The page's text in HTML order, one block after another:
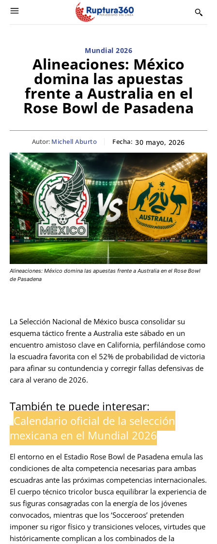
Mundial 2026
Alineaciones: México
domina las apuestas
frente a Australia en el
Rose Bowl de Pasadena
Autor: Michell Aburto Fecha: 30 mayo, 2026
Alineaciones: México domina las apuestas frente a Australia en el Rose Bowl
de Pasadena
La Selección Nacional de México busca consolidar su
esquema táctico frente a Australia este sábado en un
encuentro amistoso clave en California, perfilándose como
la escuadra favorita con el 52% de probabilidad de victoria
para afinar su contundencia y corregir fallas defensivas de
cara al verano de 2026.
También te puede interesar:
Calendario oficial de la selección
mexicana en el Mundial 2026
El entorno en el Estadio Rose Bowl de Pasadena emula las
condiciones de alta competencia necesarias para ambas
escuadras ante las próximas competencias internacionales.
El cuerpo técnico tricolor busca equilibrar la experiencia de
sus figuras consagradas con la energía de los jóvenes
convocados, mientras que los ‘Socceroos’ pretenden
imponer su rigor físico y transiciones veloces, virtudes que
históricamente complican a los combinados de la